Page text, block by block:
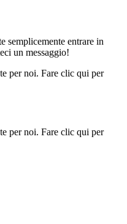
semplicemente entrare in
un messaggio!
per noi. Fare clic qui per
per noi. Fare clic qui per